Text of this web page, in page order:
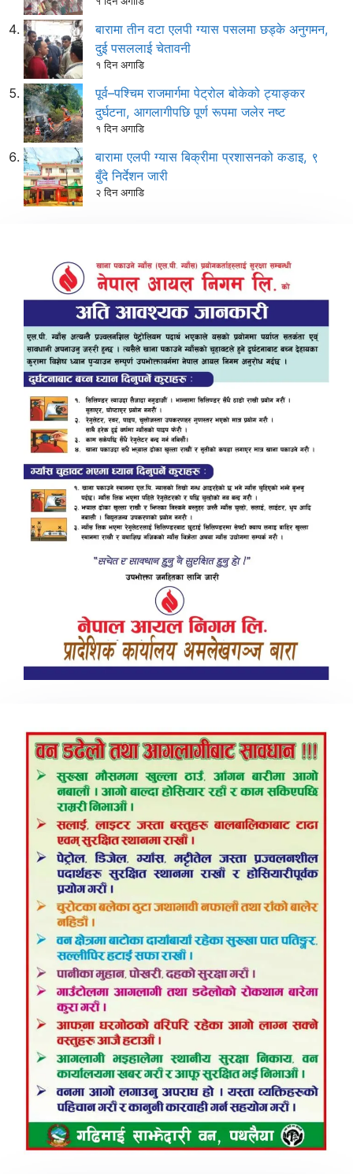
बारामा तीन वटा एलपी ग्यास पसलमा छड्के अनुगमन,
दुई पसललाई चेतावनी
१ दिन अगाडि
पूर्व–पश्चिम राजमार्गमा पेट्रोल बोकेको ट्याङ्कर
दुर्घटना, आगलागीपछि पूर्ण रूपमा जलेर नष्ट
१ दिन अगाडि
बारामा एलपी ग्यास बिक्रीमा प्रशासनको कडाइ, ९
बुँदे निर्देशन जारी
२ दिन अगाडि